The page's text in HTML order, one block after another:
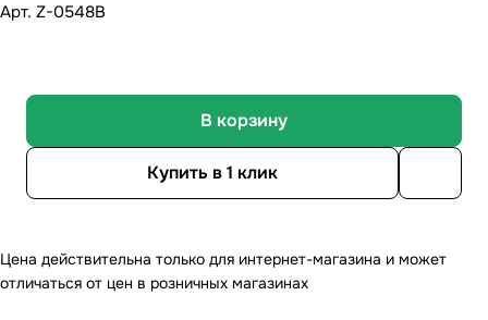
Арт. Z-0548В
В корзину
Купить в 1 клик
Цена действительна только для интернет-магазина и может
отличаться от цен в розничных магазинах